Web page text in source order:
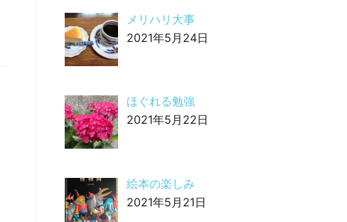
メリハリ大事
2021年5月24日
ほぐれる勉強
2021年5月22日
絵本の楽しみ
2021年5月21日